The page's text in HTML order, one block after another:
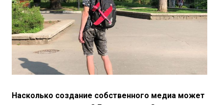
Насколько создание собственного медиа может